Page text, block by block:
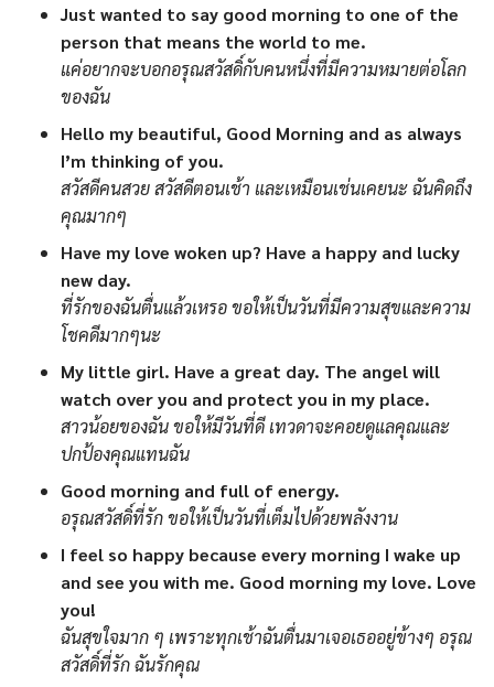
Just wanted to say good morning to one of the
person that means the world to me.
แค่อยากจะบอกอรุณสวัสดิ์กับคนหนึ่งที่มีความหมายต่อโลก
ของฉัน
Hello my beautiful, Good Morning and as always
I’m thinking of you.
สวัสดีคนสวย สวัสดีตอนเช้า และเหมือนเช่นเคยนะ ฉันคิดถึง
คุณมากๆ
Have my love woken up? Have a happy and lucky
new day.
ที่รักของฉันตื่นแล้วเหรอ ขอให้เป็นวันที่มีความสุขและความ
โชคดีมากๆนะ
My little girl. Have a great day. The angel will
watch over you and protect you in my place.
สาวน้อยของฉัน ขอให้มีวันที่ดี เทวดาจะคอยดูแลคุณและ
ปกป้องคุณแทนฉัน
Good morning and full of energy.
อรุณสวัสดิ์ที่รัก ขอให้เป็นวันที่เต็มไปด้วยพลังงาน
I feel so happy because every morning I wake up
and see you with me. Good morning my love. Love
you!
ฉันสุขใจมาก ๆ เพราะทุกเช้าฉันตื่นมาเจอเธออยู่ข้างๆ อรุณ
สวัสดิ์ที่รัก ฉันรักคุณ